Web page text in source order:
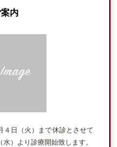
内
４日（火）まで休診とさせて
）より診療開始致します。